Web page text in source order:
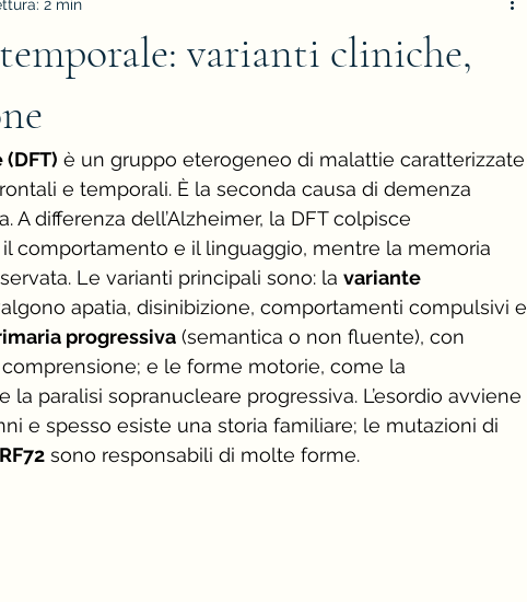
varianti cliniche,
2 min
è un gruppo eterogeneo di malattie caratterizzate
e temporali. È la seconda causa di demenza
A differenza dell’Alzheimer, la DFT colpisce
comportamento e il linguaggio, mentre la memoria
Le varianti principali sono: la variante
apatia, disinibizione, comportamenti compulsivi e
progressiva (semantica o non fluente), con
e le forme motorie, come la
paralisi sopranucleare progressiva. L’esordio avviene
e spesso esiste una storia familiare; le mutazioni di
sono responsabili di molte forme.